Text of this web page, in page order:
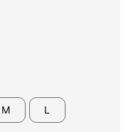
M L